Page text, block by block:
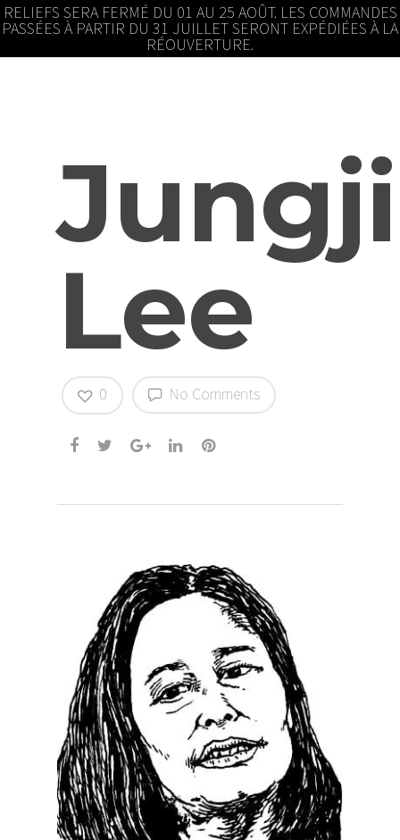
RELIEFS SERA FERMÉ DU 01 AU 25 AOÛT. LES COMMANDES
PASSÉES À PARTIR DU 31 JUILLET SERONT EXPÉDIÉES À LA
RÉOUVERTURE.
Lee
No Comments
0